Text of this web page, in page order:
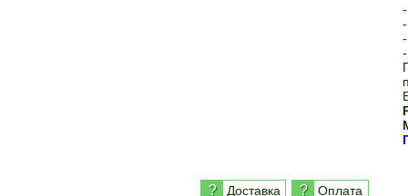
? Доставка ? Оплата